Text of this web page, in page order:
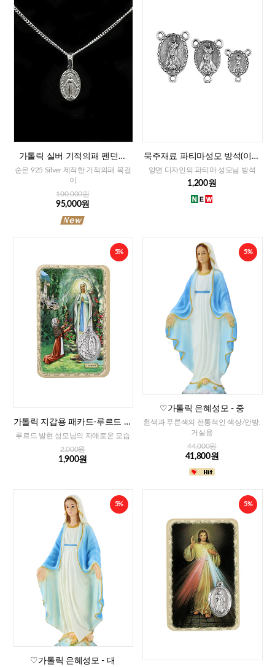
가톨릭 실버 기적의패 펜던트
+목걸이줄
순은 925 Silver 제작한 기적의패 목걸
이
100,000원
95,000원
묵주재료 파티마성모 방석(이태
리)-대,중,소
양면 디자인의 파티마 성모님 방석
1,200원
5%
가톨릭 지갑용 패카드-루르드 발
현 성모님(이태리)
루르드 발현 성모님의 자애로운 모습
2,000원
1,900원
5%
♡가톨릭 은혜성모 - 중
흰색과 푸른색의 전통적인 색상/안방,
거실용
44,000원
41,800원
5%
♡가톨릭 은혜성모 - 대
5%